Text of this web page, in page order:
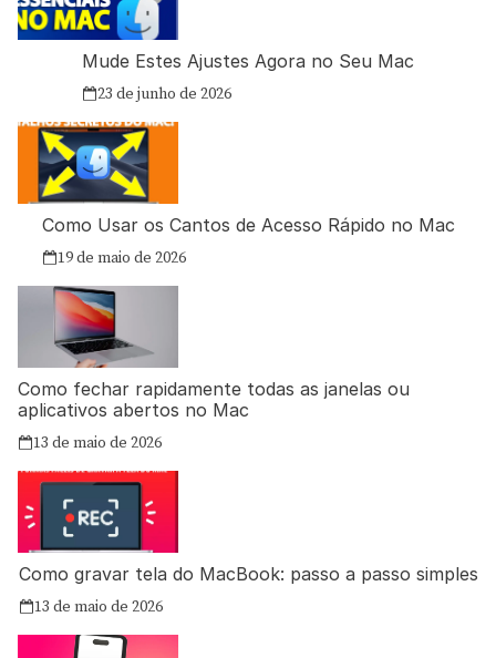
Mude Estes Ajustes Agora no Seu Mac
23 de junho de 2026
Como Usar os Cantos de Acesso Rápido no Mac
19 de maio de 2026
Como fechar rapidamente todas as janelas ou
aplicativos abertos no Mac
13 de maio de 2026
Como gravar tela do MacBook: passo a passo simples
13 de maio de 2026